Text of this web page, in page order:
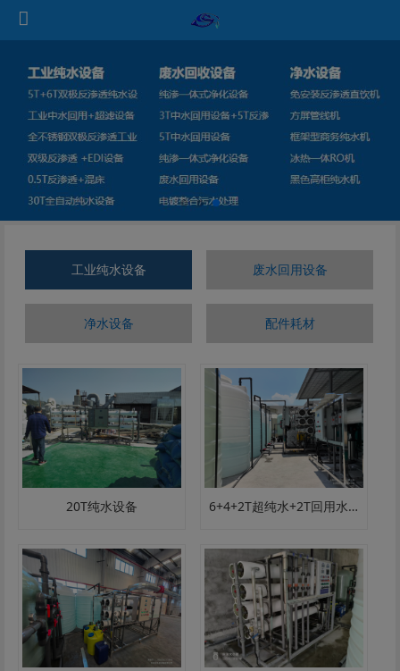
工业纯水设备 废水回用设备
净水设备 配件耗材
20T纯水设备 6+4+2T超纯水+2T回用水设备